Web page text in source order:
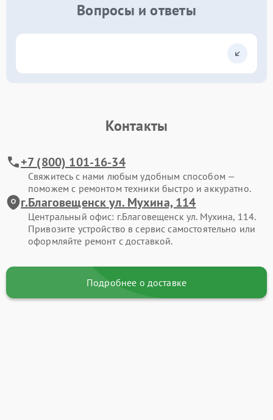
Вопросы и ответы
Контакты
+7 (800) 101-16-34
Свяжитесь с нами любым удобным способом —
поможем с ремонтом техники быстро и аккуратно.
г.Благовещенск ул. Мухина, 114
Центральный офис: г.Благовещенск ул. Мухина, 114.
Привозите устройство в сервис самостоятельно или
оформляйте ремонт с доставкой.
Подробнее о доставке